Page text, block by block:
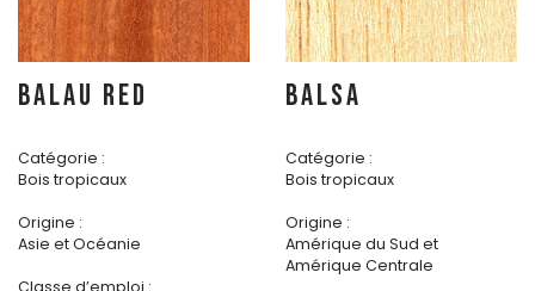
BALAU RED
Catégorie :
Bois tropicaux
Origine :
Asie et Océanie
BALSA
Catégorie :
Bois tropicaux
Origine :
Amérique du Sud et
Amérique Centrale